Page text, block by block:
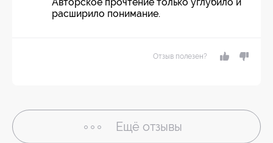
расширило понимание.
Отзыв полезен?
Ещё отзывы